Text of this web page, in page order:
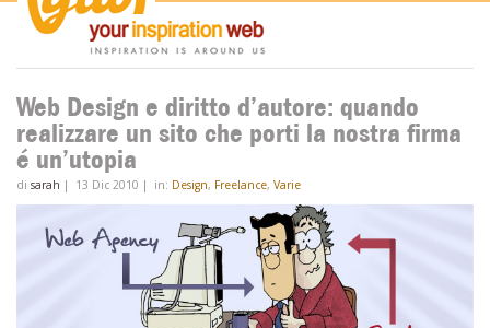
Web Design e diritto d’autore: quando
realizzare un sito che porti la nostra firma
é un’utopia
di sarah | 13 Dic 2010 | in: Design, Freelance, Varie